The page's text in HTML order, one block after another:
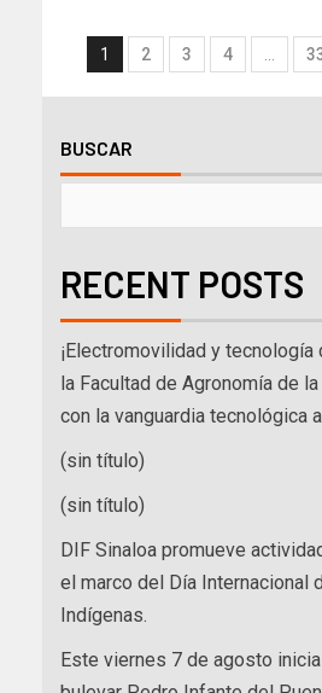
1 2 3 4
BUSCAR
RECENT POSTS
¡Electromovilidad y tecnología
la Facultad de Agronomía de
con la vanguardia tecnológica
(sin título)
(sin título)
DIF Sinaloa promueve
el marco del Día Internacional
Indígenas.
Este viernes 7 de agosto